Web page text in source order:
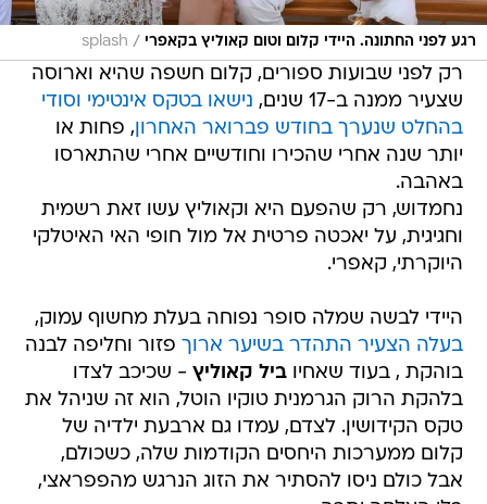
רגע לפני החתונה. היידי קלום וטום קאוליץ בקאפרי /
splash
רק לפני שבועות ספורים, קלום חשפה שהיא וארוסה
שצעיר ממנה ב-17 שנים,
נישאו בטקס אינטימי וסודי
בהחלט שנערך בחודש פברואר האחרון, פחות או
יותר שנה אחרי שהכירו וחודשיים אחרי שהתארסו
באהבה.
נחמדוש, רק שהפעם היא וקאוליץ עשו זאת רשמית
וחגיגית, על יאכטה פרטית אל מול חופי האי האיטלקי
היוקרתי, קאפרי.
היידי לבשה שמלה סופר נפוחה בעלת מחשוף עמוק,
בעלה הצעיר התהדר בשיער ארוך פזור וחליפה לבנה
בוהקת , בעוד שאחיוביל קאוליץ - שכיכב לצדו
בלהקת הרוק הגרמנית טוקיו הוטל, הוא זה שניהל את
טקס הקידושין. לצדם, עמדו גם ארבעת ילדיה של
קלום ממערכות היחסים הקודמות שלה, כשכולם,
אבל כולם ניסו להסתיר את הזוג הנרגש מהפפראצי,